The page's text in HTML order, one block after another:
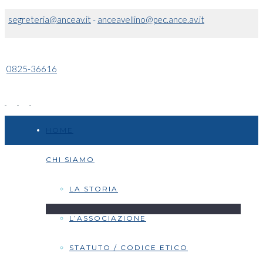
segreteria@anceav.it- anceavellino@pec.ance.av.it
0825-36616
CHI SIAMO
LA STORIA
L’ASSOCIAZIONE
STATUTO / CODICE ETICO